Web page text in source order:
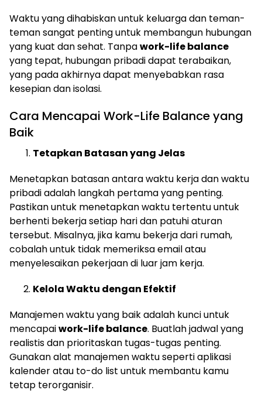
Waktu yang dihabiskan untuk keluarga dan teman-
teman sangat penting untuk membangun hubungan
yang kuat dan sehat. Tanpawork-life balance
yang tepat, hubungan pribadi dapat terabaikan,
yang pada akhirnya dapat menyebabkan rasa
kesepian dan isolasi.
Cara Mencapai Work-Life Balance yang
Baik
Tetapkan Batasan yang Jelas
Menetapkan batasan antara waktu kerja dan waktu
pribadi adalah langkah pertama yang penting.
Pastikan untuk menetapkan waktu tertentu untuk
berhenti bekerja setiap hari dan patuhi aturan
tersebut. Misalnya, jika kamu bekerja dari rumah,
cobalah untuk tidak memeriksa email atau
menyelesaikan pekerjaan di luar jam kerja.
Kelola Waktu dengan Efektif
Manajemen waktu yang baik adalah kunci untuk
mencapaiwork-life balance. Buatlah jadwal yang
realistis dan prioritaskan tugas-tugas penting.
Gunakan alat manajemen waktu seperti aplikasi
kalender atau to-do list untuk membantu kamu
tetap terorganisir.